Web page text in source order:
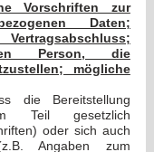
Vorschriften zur
Daten;
Person, die
mögliche
die Bereitstellung
Teil gesetzlich
oder sich auch
Angaben zum